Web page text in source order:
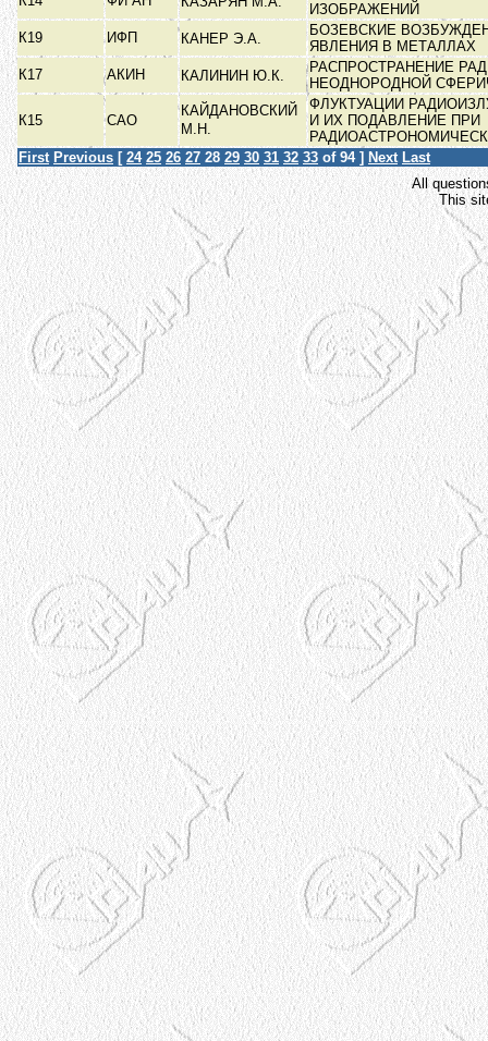
ИЗОБРАЖЕНИЙ
К19
ИФП КАНЕР Э.А.
БОЗЕВСКИЕ
ЯВЛЕНИЯ В МЕТАЛЛАХ
К17
АКИН КАЛИНИН Ю.К.
РАСПРОСТРАНЕНИЕ
НЕОДНОРОДНОЙ
К15 САО
КАЙДАНОВСКИЙ
М.Н.
ФЛУКТУАЦИИ
И ИХ ПОДАВЛЕНИЕ ПРИ
First Previous [ 24 25 26 27 28 29 30 31 32 33 of 94 ] Next Last
All
This